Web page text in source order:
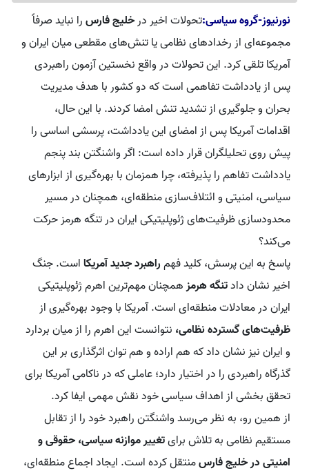
نورنیوز-گروه سیاسی:تحولات اخیر درخلیج فارسرا نباید صرفاً
مجموعه‌ای از رخدادهای نظامی یا تنش‌های مقطعی میان ایران و
آمریکا تلقی کرد. این تحولات در واقع نخستین آزمون راهبردی
پس از یادداشت تفاهمی است که دو کشور با هدف مدیریت
بحران و جلوگیری از تشدید تنش امضا کردند. با این حال،
اقدامات آمریکا پس از امضای این یادداشت، پرسشی اساسی را
پیش روی تحلیلگران قرار داده است: اگر واشنگتن بند پنجم
یادداشت تفاهم را پذیرفته، چرا همزمان با بهره‌گیری از ابزارهای
سیاسی، امنیتی و ائتلاف‌سازی منطقه‌ای، همچنان در مسیر
محدودسازی ظرفیت‌های ژئوپلیتیکی ایران در تنگه هرمز حرکت
می‌کند؟
پاسخ به این پرسش، کلید فهمراهبرد جدید آمریکااست. جنگ
اخیر نشان دادتنگه هرمزهمچنان مهم‌ترین اهرم ژئوپلیتیکی
ایران در معادلات منطقه‌ای است. آمریکا با وجود بهره‌گیری از
ظرفیت‌های گسترده نظامی، نتوانست این اهرم را از میان بردارد
و ایران نیز نشان داد که هم اراده و هم توان اثرگذاری بر این
گذرگاه راهبردی را در اختیار دارد؛ عاملی که در ناکامی آمریکا برای
تحقق بخشی از اهداف سیاسی خود نقش مهمی ایفا کرد.
از همین رو، به نظر می‌رسد واشنگتن راهبرد خود را از تقابل
مستقیم نظامی به تلاش برایتغییر موازنه سیاسی، حقوقی و
امنیتی در خلیج فارسمنتقل کرده است. ایجاد اجماع منطقه‌ای،